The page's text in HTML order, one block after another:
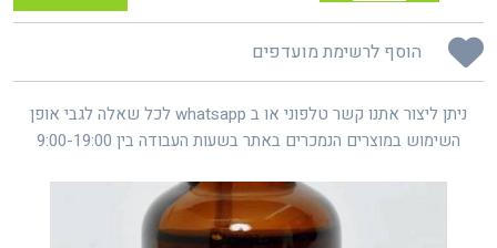
הוסף לרשימת מועדפים
ניתן ליצור אתנו קשר טלפוני או ב whatsapp לכל שאלה לגבי אופן
השימוש במוצרים הנמכרים באתר בשעות העבודה בין 9:00-19:00